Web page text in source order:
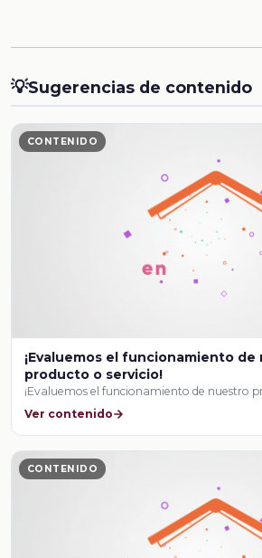
💡Sugerencias de contenido
CONTENIDO
¡Evaluemos el funcionamiento
producto o servicio!
¡Evaluemos el funcionamiento de nuestro
Ver contenido
CONTENIDO